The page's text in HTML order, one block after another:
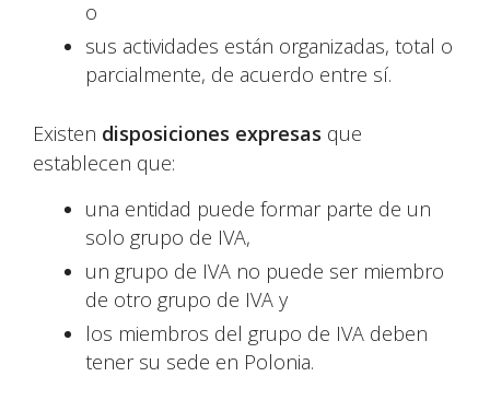
o
sus actividades están organizadas, total o
parcialmente, de acuerdo entre sí.
Existen disposiciones expresas que
establecen que:
una entidad puede formar parte de un
solo grupo de IVA,
un grupo de IVA no puede ser miembro
de otro grupo de IVA y
los miembros del grupo de IVA deben
tener su sede en Polonia.